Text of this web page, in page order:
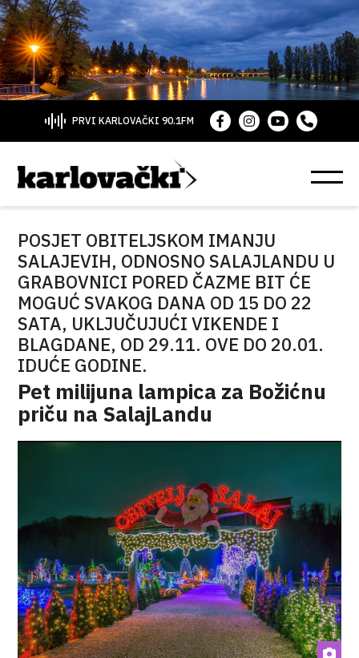
PRVI KARLOVAČKI 90.1FM
POSJET OBITELJSKOM IMANJU
SALAJEVIH, ODNOSNO SALAJLANDU U
GRABOVNICI PORED ČAZME BIT ĆE
MOGUĆ SVAKOG DANA OD 15 DO 22
SATA, UKLJUČUJUĆI VIKENDE I
BLAGDANE, OD 29.11. OVE DO 20.01.
IDUĆE GODINE.
Pet milijuna lampica za Božićnu
priču na SalajLandu